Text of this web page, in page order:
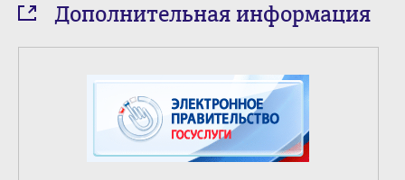
Дополнительная информация